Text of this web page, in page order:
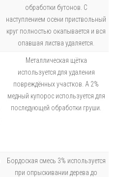
обработки бутонов. С
наступлением осени приствольный
круг полностью окапывается и вся
опавшая листва удаляется.
Металлическая щётка
используется для удаления
повреждённых участков. А 2%
медный купорос используется для
последующей обработки груши.
Бордоская смесь 3% используется
при опрыскивании дерева до